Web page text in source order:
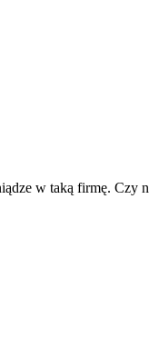
w taką firmę. Czy